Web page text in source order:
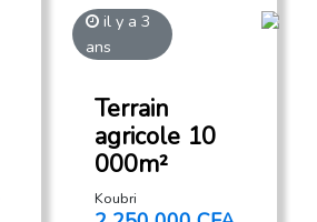
il y a 3
ans
Terrain
agricole 10
000m²
Koubri